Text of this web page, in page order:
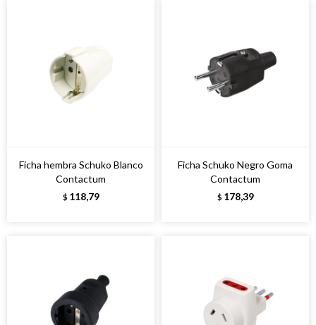
Ficha hembra Schuko Blanco
Contactum
$ 118,79
Ficha Schuko Negro Goma
Contactum
$ 178,39